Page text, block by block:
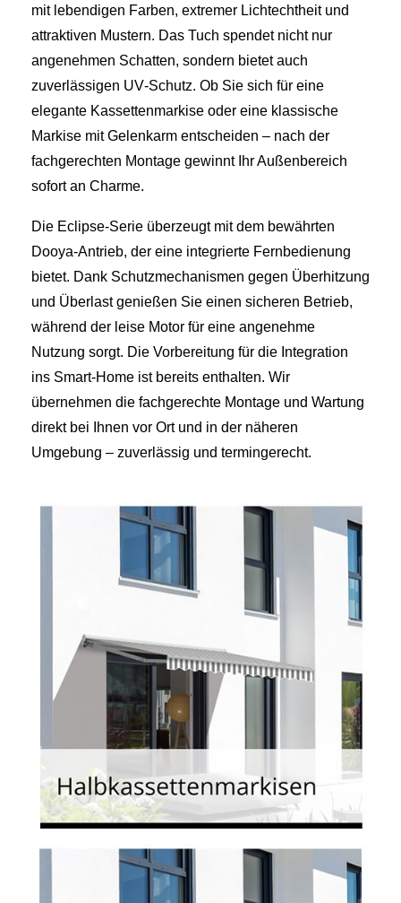
mit lebendigen Farben, extremer Lichtechtheit und
attraktiven Mustern. Das Tuch spendet nicht nur
angenehmen Schatten, sondern bietet auch
zuverlässigen UV‑Schutz. Ob Sie sich für eine
elegante Kassettenmarkise oder eine klassische
Markise mit Gelenkarm entscheiden – nach der
fachgerechten Montage gewinnt Ihr Außenbereich
sofort an Charme.
Die Eclipse‑Serie überzeugt mit dem bewährten
Dooya‑Antrieb, der eine integrierte Fernbedienung
bietet. Dank Schutzmechanismen gegen Überhitzung
und Überlast genießen Sie einen sicheren Betrieb,
während der leise Motor für eine angenehme
Nutzung sorgt. Die Vorbereitung für die Integration
ins Smart‑Home ist bereits enthalten. Wir
übernehmen die fachgerechte Montage und Wartung
direkt bei Ihnen vor Ort und in der näheren
Umgebung – zuverlässig und termingerecht.